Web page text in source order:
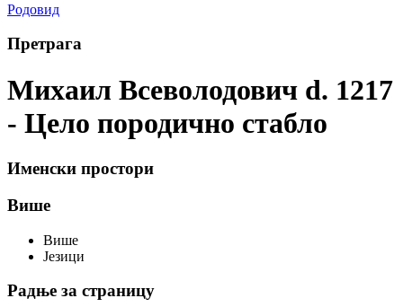
Родовид
Претрага
Михаил Всеволодович d. 1217
- Цело породично стабло
Именски простори
Више
Више
Језици
Радње за страницу